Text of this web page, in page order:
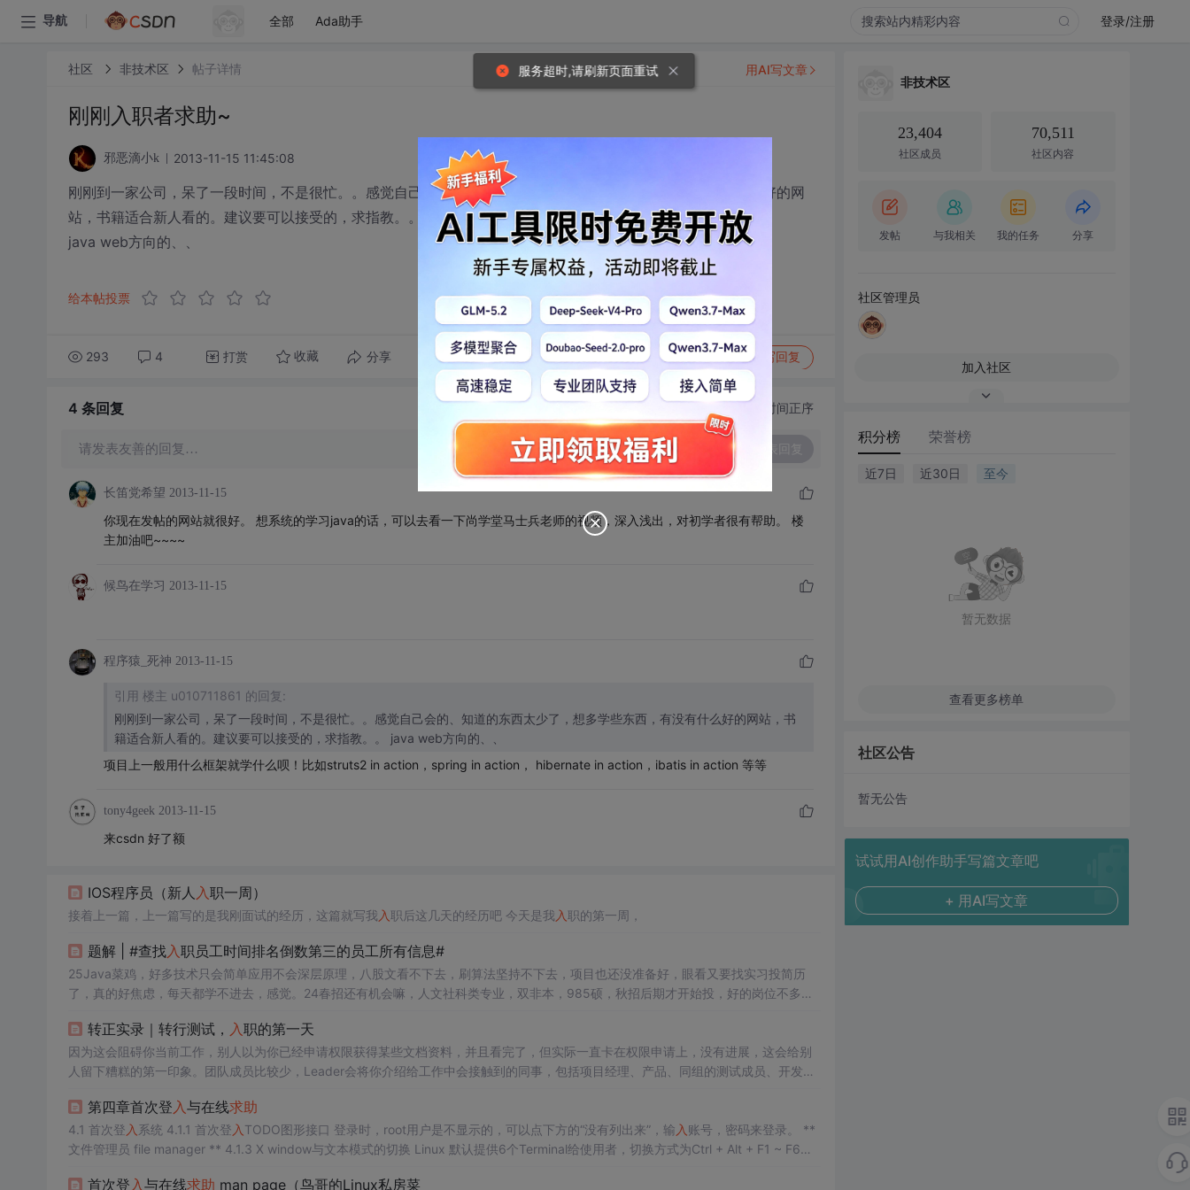
导航 全部 Ada助手 登录/注册
社区 非技术区 帖子详情
刚刚入职者求助~
邪恶滴小k 2013-11-15 11:45:08
刚刚到一家公司，呆了一段时间，不是很忙。。感觉自己会的、知道的东西太少了，想多学些东西，有没有什么好的网
站，书籍适合新人看的。建议要可以接受的，求指教。。
java web方向的、、
给本帖投票
293 4 打赏 收藏 分享 转发到动态 举报 写回复
用AI写文章
4 条回复 切换为时间正序
请发表友善的回复…
长笛党希望 2013-11-15
你现在发帖的网站就很好。 想系统的学习java的话，可以去看一下尚学堂马士兵老师的视频，深入浅出，对初学者很有帮助。 楼
主加油吧~~~~
候鸟在学习 2013-11-15
程序猿_死神 2013-11-15
引用 楼主 u010711861 的回复:
刚刚到一家公司，呆了一段时间，不是很忙。。感觉自己会的、知道的东西太少了，想多学些东西，有没有什么好的网站，书
籍适合新人看的。建议要可以接受的，求指教。。 java web方向的、、
项目上一般用什么框架就学什么呗！比如struts2 in action，spring in action， hibernate in action，ibatis in action 等等
tony4geek 2013-11-15
来csdn 好了额
IOS程序员（新人 入职一周）
接着上一篇，上一篇写的是我刚面试的经历，这篇就写我 入职后这几天的经历吧 今天是我 入职的第一周，
题解 | #查找入职员工时间排名倒数第三的员工所有信息#
25Java菜鸡，好多技术只会简单应用不会深层原理，八股文看不下去，刷算法坚持不下去，项目也还没准备好，眼看又要找实习投简历
了，真的好焦虑，每天都学不进去，感觉。24春招还有机会嘛，人文社科类专业，双非本，985硕，秋招后期才开始投，好的岗位不多，
有，lc75题，hot100，华子OD招聘，昇腾爆火赛道，构建领先的AI算力基座，年限不限，欢迎咨询和交流。
转正实录｜转行测试， 入职的第一天
因为这会阻碍你当前工作，别人以为你已经申请权限获得某些文档资料，并且看完了，但实际一直卡在权限申请上，没有进展，这会给别
人留下糟糕的第一印象。团队成员比较少，Leader会将你介绍给工作中会接触到的同事，包括项目经理、产品、同组的测试成员、开发、
申请，按照别人提供的资料，半个小时还处理不了，就及时
则有利于你熟悉业务需求。
第四章首次登入与在线求助
4.1 首次登 入 系统 4.1.1 首次登 入 TODO图形接口 登录时，root用户是不显示的，可以点下方的“没有列出来”，输 入 账号，密码来登录。 **
文件管理员 file manager ** 4.1.3 X window与文本模式的切换 Linux 默认提供6个Terminal给使用者，切换方式为Ctrl + Alt + F1 ~ F6。
首次登入与在线求助 man page（鸟哥的Linux私房菜
非技术区
23,404
社区成员
70,511
社区内容
发帖 与我相关 我的任务 分享
社区管理员
加入社区
积分榜 荣誉榜
近7日 近30日 至今
暂无数据
查看更多榜单
社区公告
暂无公告
试试用AI创作助手写篇文章吧
+ 用AI写文章
服务超时,请刷新页面重试